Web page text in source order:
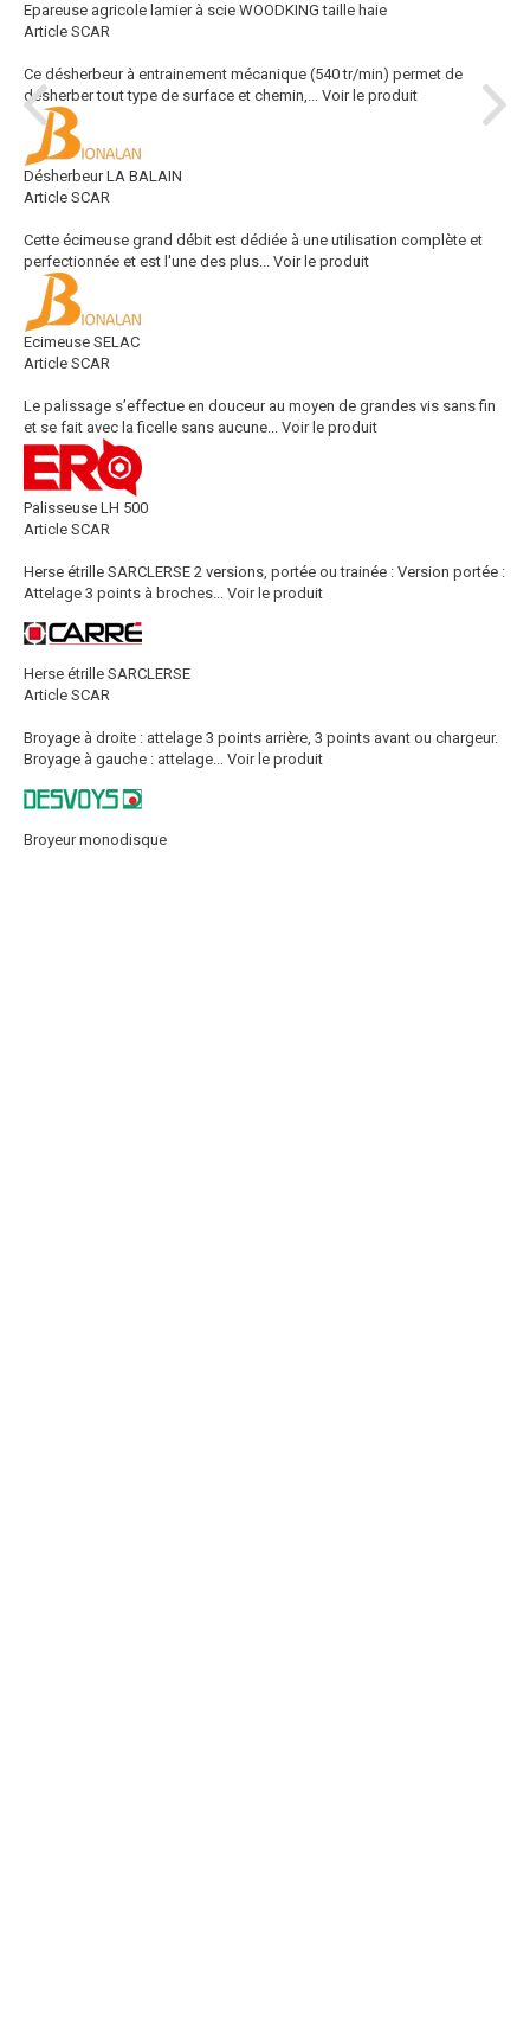
Epareuse agricole lamier à scie WOODKING taille haie
Article SCAR
Ce désherbeur à entrainement mécanique (540 tr/min) permet de
désherber tout type de surface et chemin,... Voir le produit
Désherbeur LA BALAIN
Article SCAR
Cette écimeuse grand débit est dédiée à une utilisation complète et
perfectionnée et est l'une des plus... Voir le produit
Ecimeuse SELAC
Article SCAR
Le palissage s’effectue en douceur au moyen de grandes vis sans fin
et se fait avec la ficelle sans aucune... Voir le produit
Palisseuse LH 500
Article SCAR
Herse étrille SARCLERSE 2 versions, portée ou trainée : Version portée :
Attelage 3 points à broches... Voir le produit
Herse étrille SARCLERSE
Article SCAR
Broyage à droite : attelage 3 points arrière, 3 points avant ou chargeur.
Broyage à gauche : attelage... Voir le produit
Broyeur monodisque